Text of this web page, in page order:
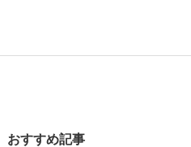
おすすめ記事